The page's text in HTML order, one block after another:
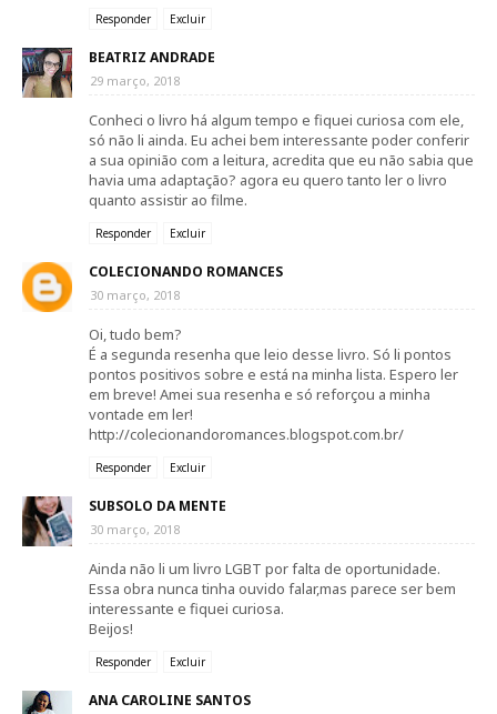
Responder Excluir
BEATRIZ ANDRADE
29 março, 2018
Conheci o livro há algum tempo e fiquei curiosa com ele,
só não li ainda. Eu achei bem interessante poder conferir
a sua opinião com a leitura, acredita que eu não sabia que
havia uma adaptação? agora eu quero tanto ler o livro
quanto assistir ao filme.
Responder Excluir
COLECIONANDO ROMANCES
30 março, 2018
Oi, tudo bem?
É a segunda resenha que leio desse livro. Só li pontos
pontos positivos sobre e está na minha lista. Espero ler
em breve! Amei sua resenha e só reforçou a minha
vontade em ler!
http://colecionandoromances.blogspot.com.br/
Responder Excluir
SUBSOLO DA MENTE
30 março, 2018
Ainda não li um livro LGBT por falta de oportunidade.
Essa obra nunca tinha ouvido falar,mas parece ser bem
interessante e fiquei curiosa.
Beijos!
Responder Excluir
ANA CAROLINE SANTOS